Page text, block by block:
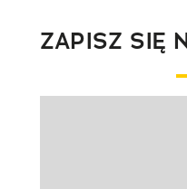
ZAPISZ SIĘ